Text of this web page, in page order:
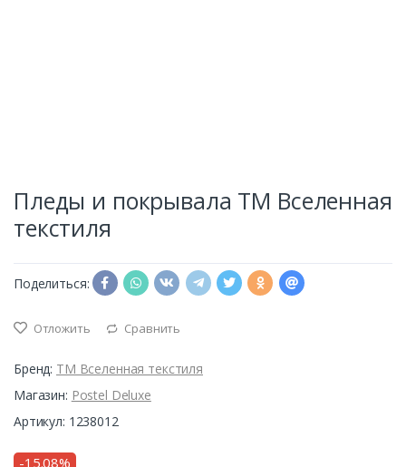
Пледы и покрывала ТМ Вселенная
текстиля
Поделиться:
Отложить Сравнить
Бренд: ТМ Вселенная текстиля
Магазин: Postel Deluxe
Артикул: 1238012
-15.08%